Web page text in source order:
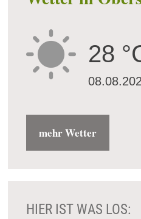
28
mehr Wetter
HIER IST WAS LOS: